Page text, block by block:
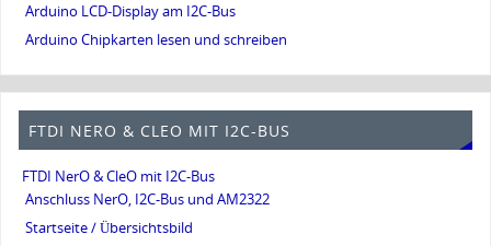
Arduino LCD-Display am I2C-Bus
Arduino Chipkarten lesen und schreiben
FTDI NERO & CLEO MIT I2C-BUS
FTDI NerO & CleO mit I2C-Bus
Anschluss NerO, I2C-Bus und AM2322
Startseite / Übersichtsbild